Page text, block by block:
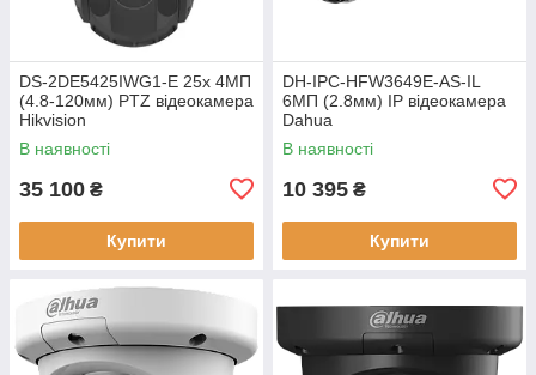
DS-2DE5425IWG1-E 25х 4МП
(4.8-120мм) PTZ відеокамера
Hikvision
В наявності
35 100 ₴
Купити
DH-IPC-HFW3649E-AS-IL
6МП (2.8мм) IP відеокамера
Dahua
В наявності
10 395 ₴
Купити